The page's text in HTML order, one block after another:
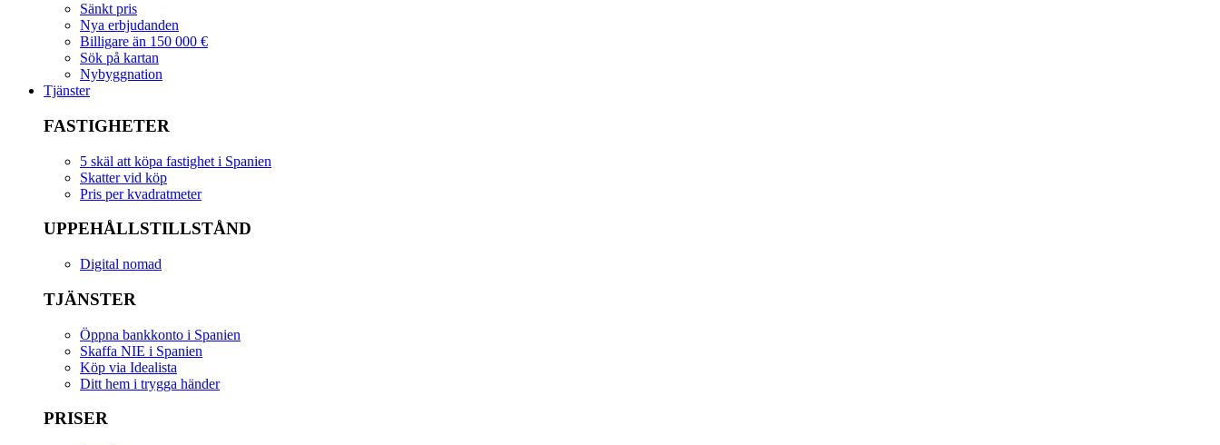
Sänkt pris
Nya erbjudanden
Billigare än 150 000 €
Sök på kartan
Nybyggnation
Tjänster
FASTIGHETER
5 skäl att köpa fastighet i Spanien
Skatter vid köp
Pris per kvadratmeter
UPPEHÅLLSTILLSTÅND
Digital nomad
TJÄNSTER
Öppna bankkonto i Spanien
Skaffa NIE i Spanien
Köp via Idealista
Ditt hem i trygga händer
PRISER